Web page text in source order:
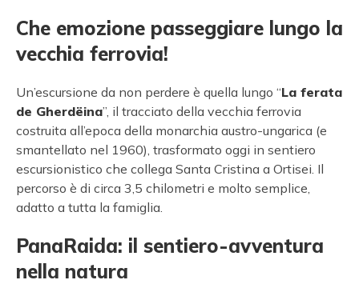
Che emozione passeggiare lungo la
vecchia ferrovia!
Un’escursione da non perdere è quella lungo “La ferata
de Gherdëina”, il tracciato della vecchia ferrovia
costruita all’epoca della monarchia austro-ungarica (e
smantellato nel 1960), trasformato oggi in sentiero
escursionistico che collega Santa Cristina a Ortisei. Il
percorso è di circa 3,5 chilometri e molto semplice,
adatto a tutta la famiglia.
PanaRaida: il sentiero-avventura
nella natura